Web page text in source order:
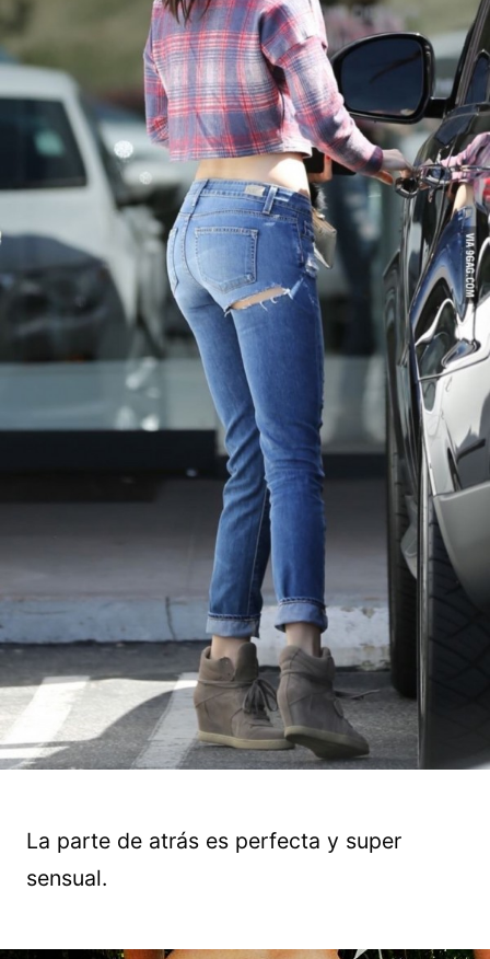
La parte de atrás es perfecta y super
sensual.